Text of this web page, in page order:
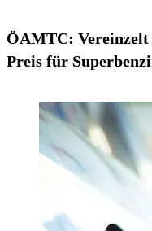
ÖAMTC: Vereinzelt
Preis für